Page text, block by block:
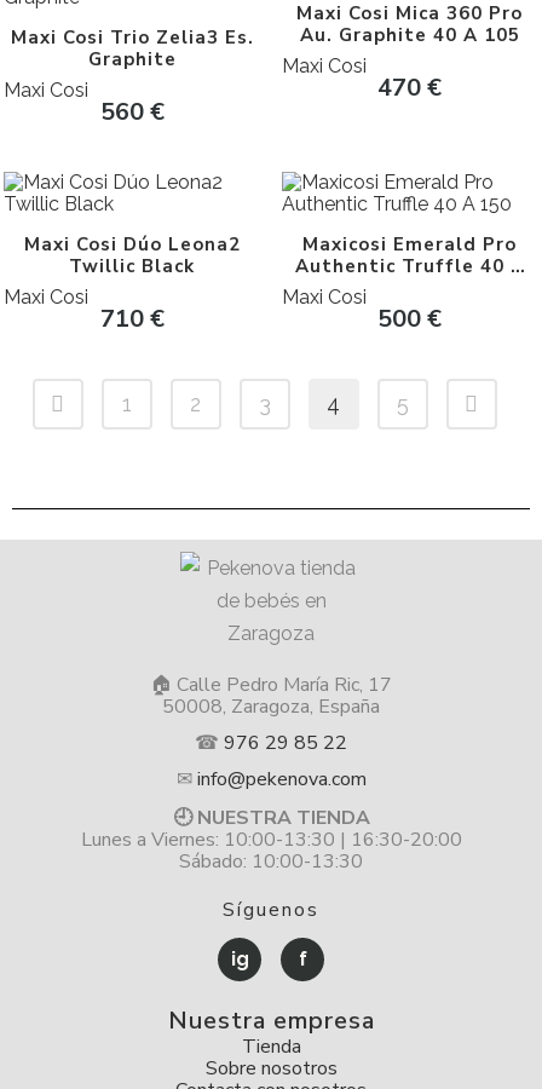
Maxi Cosi Trio Zelia3 Es.
Graphite
Maxi Cosi
560€
Maxi Cosi Mica 360 Pro
Au. Graphite 40 A 105
Maxi Cosi
470€
Maxi Cosi Dúo Leona2
Twillic Black
Maxi Cosi
710€
Maxicosi Emerald Pro
Authentic Truffle 40 A
Maxi Cosi
500€
1 2 3 4 5
🏠 Calle Pedro María Ric, 17
50008, Zaragoza, España
☎ 976 29 85 22
✉info@pekenova.com
🕘 NUESTRA TIENDA
Lunes a Viernes: 10:00-13:30 | 16:30-20:00
Sábado: 10:00-13:30
Síguenos
ig f
Nuestra empresa
Tienda
Sobre nosotros